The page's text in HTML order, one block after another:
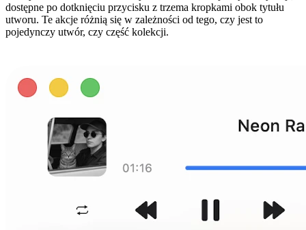
dostępne po dotknięciu przycisku z trzema kropkami obok tytułu
utworu. Te akcje różnią się w zależności od tego, czy jest to
pojedynczy utwór, czy część kolekcji.